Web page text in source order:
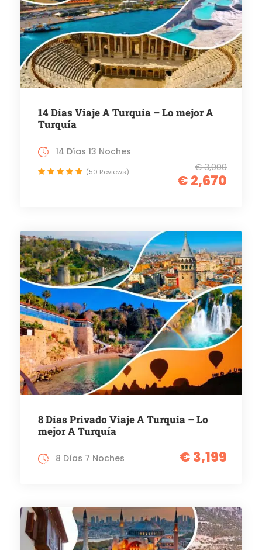
14 Días Viaje A Turquía – Lo mejor A
Turquía
€ 3,000
€ 2,670
14 Días 13 Noches
(50 Reviews)
8 Días Privado Viaje A Turquía – Lo
mejor A Turquía
€ 3,199
8 Días 7 Noches